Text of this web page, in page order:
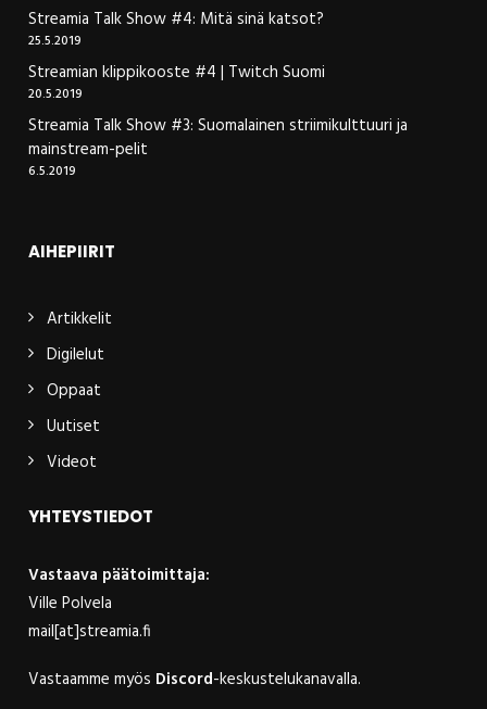
Streamia Talk Show #4: Mitä sinä katsot?
25.5.2019
Streamian klippikooste #4 | Twitch Suomi
20.5.2019
Streamia Talk Show #3: Suomalainen striimikulttuuri ja
mainstream-pelit
6.5.2019
AIHEPIIRIT
Artikkelit
Digilelut
Oppaat
Uutiset
Videot
YHTEYSTIEDOT
Vastaava päätoimittaja:
Ville Polvela
mail[at]streamia.fi
Vastaamme myös Discord-keskustelukanavalla.